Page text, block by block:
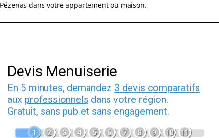
Pézenas dans votre appartement ou maison.
Devis Menuiserie
En 5 minutes, demandez 3 devis comparatifs
aux professionnels dans votre région.
Gratuit, sans pub et sans engagement.
1 2 3 4 5 6 7 8 9 10 11